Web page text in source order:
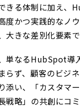
きる体制に加え、
度かつ実践的なノ
大きな差別化要素で
単なるHubSpot導
らず、顧客のビジ
添い、「カスタマ
戦略」の共創にコミ